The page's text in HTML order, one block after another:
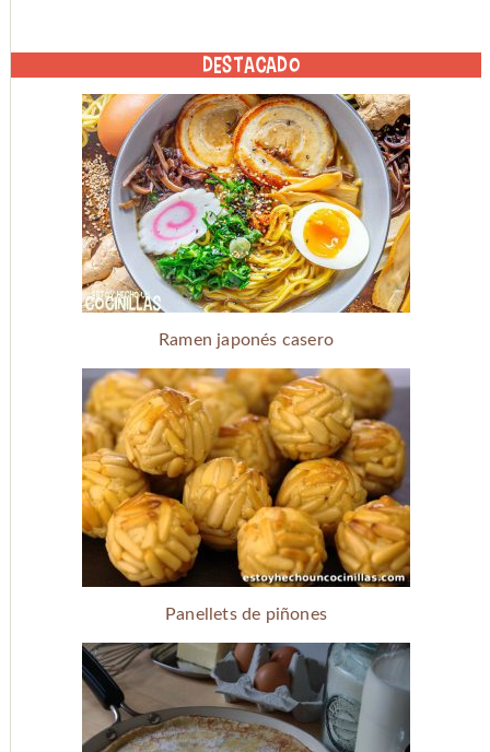
DESTACADO
Ramen japonés casero
Panellets de piñones